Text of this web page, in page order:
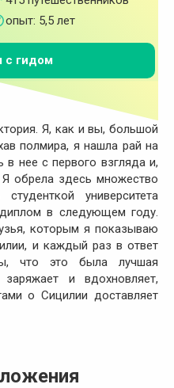
опыт: 5,5 лет
с гидом
Я, как и вы, большой
полмира, я нашла рай на
нее с первого взгляда и,
обрела здесь множество
университета
в следующем году.
которым я показываю
и каждый раз в ответ
что это была лучшая
и вдохновляет,
о Сицилии доставляет